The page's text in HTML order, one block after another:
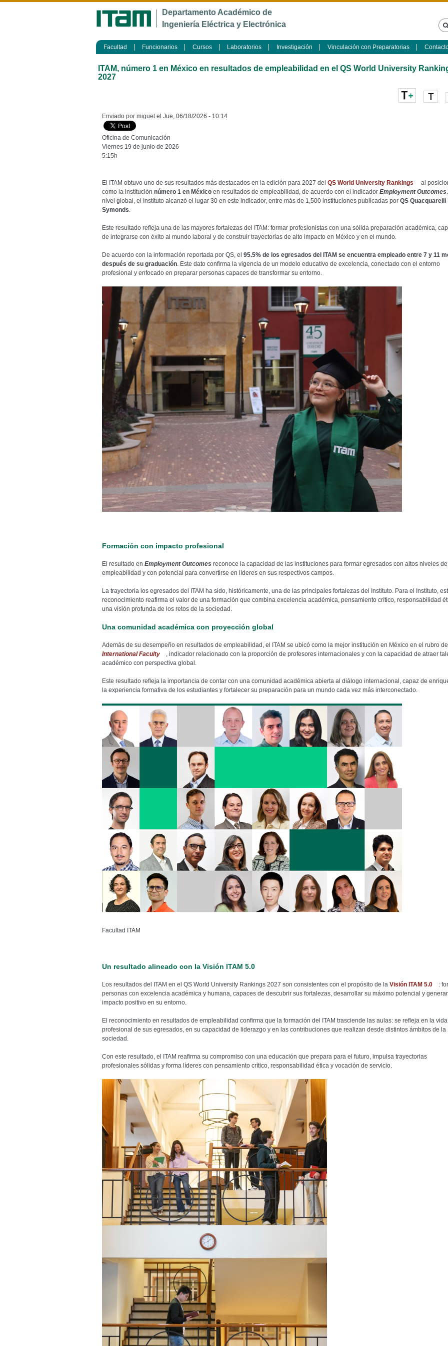
Departamento Académico de
Ingeniería Eléctrica y Electrónica
Facultad Funcionarios Cursos Laboratorios Investigación Vinculación con Preparatorias
ITAM, número 1 en México en resultados de empleabilidad en el QS World University
2027
Enviado por miguel el Jue, 06/18/2026 - 10:14
Oficina de Comunicación
Viernes 19 de junio de 2026
5:15h
El ITAM obtuvo uno de sus resultados más destacados en la edición para 2027 del QS World University Rankings
al
como la institución número 1 en México en resultados de empleabilidad, de acuerdo con el indicador Employment Outcomes
nivel global, el Instituto alcanzó el lugar 30 en este indicador, entre más de 1,500 instituciones publicadas por QS Quacquarelli
Symonds
Este resultado refleja una de las mayores fortalezas del ITAM: formar profesionistas con una sólida preparación académica,
de integrarse con éxito al mundo laboral y de construir trayectorias de alto impacto en México y en el mundo.
De acuerdo con la información reportada por QS, el 95.5% de los egresados del ITAM se encuentra empleado entre 7 y 11
después de su graduación . Este dato confirma la vigencia de un modelo educativo de excelencia, conectado con el entorno
profesional y enfocado en preparar personas capaces de transformar su entorno.
Formación con impacto profesional
El resultado en Employment Outcomes reconoce la capacidad de las instituciones para formar egresados con altos niveles de
empleabilidad y con potencial para convertirse en líderes en sus respectivos campos.
La trayectoria los egresados del ITAM ha sido, históricamente, una de las principales fortalezas del Instituto. Para el Instituto,
reconocimiento reafirma el valor de una formación que combina excelencia académica, pensamiento crítico, responsabilidad
una visión profunda de los retos de la sociedad.
Una comunidad académica con proyección global
Además de su desempeño en resultados de empleabilidad, el ITAM se ubicó como la mejor institución en México en el rubro de
International Faculty
, indicador relacionado con la proporción de profesores internacionales y con la capacidad de atraer
académico con perspectiva global.
Este resultado refleja la importancia de contar con una comunidad académica abierta al diálogo internacional, capaz de
la experiencia formativa de los estudiantes y fortalecer su preparación para un mundo cada vez más interconectado.
Facultad ITAM
Un resultado alineado con la Visión ITAM 5.0
Los resultados del ITAM en el QS World University Rankings 2027 son consistentes con el propósito de la Visión ITAM 5.0
:
personas con excelencia académica y humana, capaces de descubrir sus fortalezas, desarrollar su máximo potencial y
impacto positivo en su entorno.
El reconocimiento en resultados de empleabilidad confirma que la formación del ITAM trasciende las aulas: se refleja en la vida
profesional de sus egresados, en su capacidad de liderazgo y en las contribuciones que realizan desde distintos ámbitos de la
sociedad.
Con este resultado, el ITAM reafirma su compromiso con una educación que prepara para el futuro, impulsa trayectorias
profesionales sólidas y forma líderes con pensamiento crítico, responsabilidad ética y vocación de servicio.